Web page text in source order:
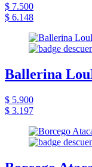
$ 7.500
$ 6.148
Ballerina
$ 5.900
$ 3.197